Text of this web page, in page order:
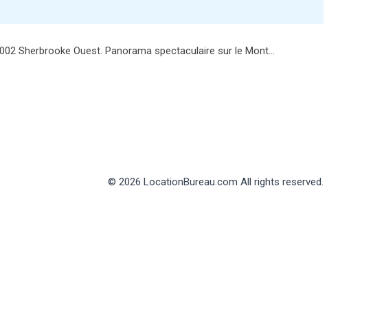
Sherbrooke Ouest. Panorama spectaculaire sur le Mont…
© 2026 LocationBureau.com All rights reserved.